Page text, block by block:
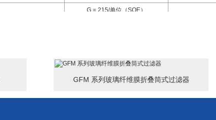
G = 215/单位（SOE）
GFM 系列玻璃纤维膜折叠筒式过滤器